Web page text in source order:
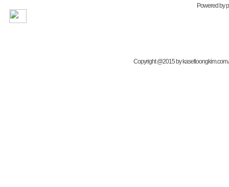
Powered by
Copyright @2015 by kasetloongkim.com